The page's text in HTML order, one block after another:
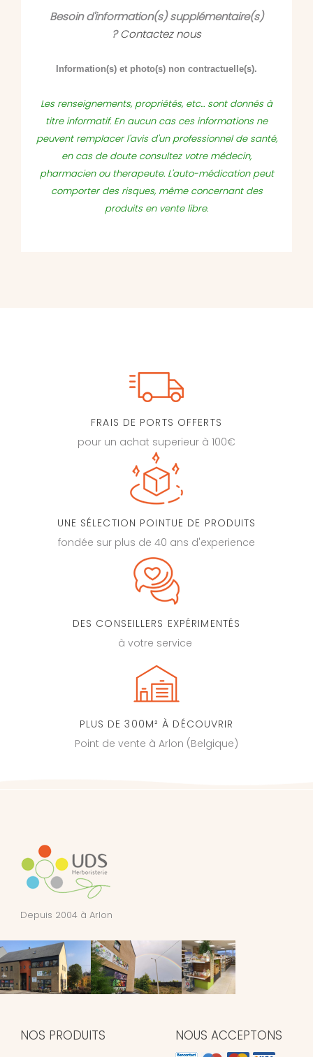
Besoin d'information(s) supplémentaire(s)
?Contactez nous
Information(s) et photo(s) non contractuelle(s).
Les renseignements, propriétés, etc... sont donnés à
titre informatif. En aucun cas ces informations ne
peuvent remplacer l'avis d'un professionnel de santé,
en cas de doute consultez votre médecin,
pharmacien ou therapeute. L'auto-médication peut
comporter des risques, même concernant des
produits en vente libre.
FRAIS DE PORTS OFFERTS
pour un achat superieur à 100€
UNE SÉLECTION POINTUE DE PRODUITS
fondée sur plus de 40 ans d'experience
DES CONSEILLERS EXPÉRIMENTÉS
à votre service
PLUS DE 300M² À DÉCOUVRIR
Point de vente à Arlon (Belgique)
Depuis 2004 à Arlon
NOS PRODUITS NOUS ACCEPTONS